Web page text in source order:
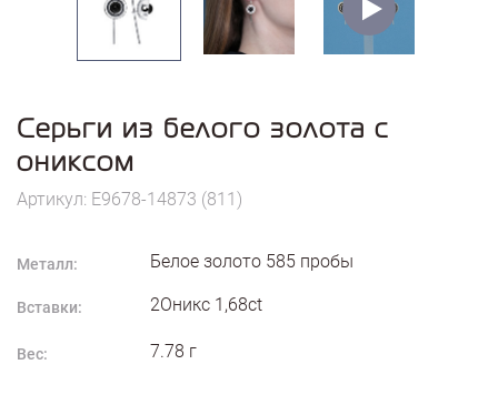
Серьги из белого золота с
ониксом
Артикул: E9678-14873 (811)
Металл: Белое золото 585 пробы
Вставки: 2Оникс 1,68ct
Вес: 7.78 г